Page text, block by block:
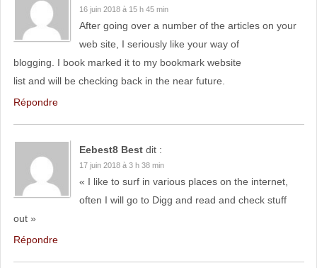
16 juin 2018 à 15 h 45 min
After going over a number of the articles on your
web site, I seriously like your way of
blogging. I book marked it to my bookmark website
list and will be checking back in the near future.
Répondre
Eebest8 Best dit :
17 juin 2018 à 3 h 38 min
« I like to surf in various places on the internet,
often I will go to Digg and read and check stuff
out »
Répondre